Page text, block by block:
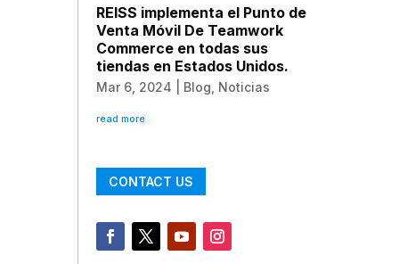
REISS implementa el Punto de
Venta Móvil De Teamwork
Commerce en todas sus
tiendas en Estados Unidos.
Mar 6, 2024 Blog Noticias
read more
CONTACT US